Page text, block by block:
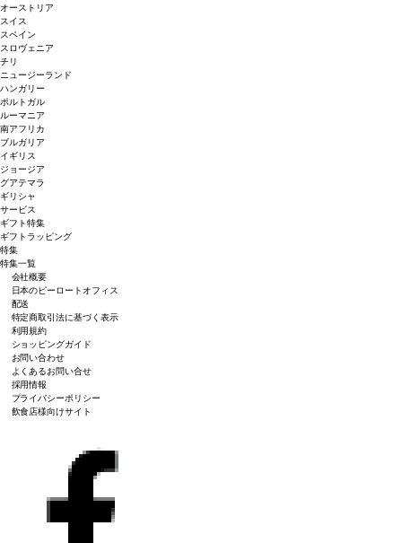
オーストリア
スイス
スペイン
スロヴェニア
チリ
ニュージーランド
ハンガリー
ポルトガル
ルーマニア
南アフリカ
ブルガリア
イギリス
ジョージア
グアテマラ
ギリシャ
サービス
ギフト特集
ギフトラッピング
特集
特集一覧
会社概要
日本のピーロートオフィス
配送
特定商取引法に基づく表示
利用規約
ショッピングガイド
お問い合わせ
よくあるお問い合せ
採用情報
プライバシーポリシー
飲食店様向けサイト